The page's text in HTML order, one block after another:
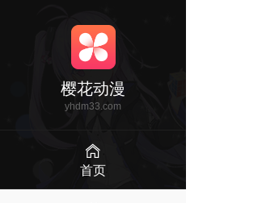
樱花动漫
yhdm33.com
首页